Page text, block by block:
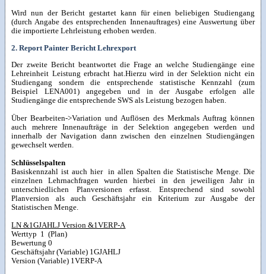
Wird nun der Bericht gestartet kann für einen beliebigen Studiengang
(durch Angabe des entsprechenden Innenauftrages) eine Auswertung über
die importierte Lehrleistung erhoben werden.
2. Report Painter Bericht Lehrexport
Der zweite Bericht beantwortet die Frage an welche Studiengänge eine
Lehreinheit Leistung erbracht hat.Hierzu wird in der Selektion nicht ein
Studiengang sondern die entsprechende statistische Kennzahl (zum
Beispiel LENA001) angegeben und in der Ausgabe erfolgen alle
Studiengänge die entsprechende SWS als Leistung bezogen haben.
Über Bearbeiten->Variation und Auflösen des Merkmals Auftrag können
auch mehrere Innenaufträge in der Selektion angegeben werden und
innerhalb der Navigation dann zwischen den einzelnen Studiengängen
gewechselt werden.
Schlüsselspalten
Basiskennzahl ist auch hier in allen Spalten die Statistische Menge. Die
einzelnen Lehrnachfragen wurden hierbei in den jeweiligen Jahr in
unterschiedlichen Planversionen erfasst. Entsprechend sind sowohl
Planversion als auch Geschäftsjahr ein Kriterium zur Ausgabe der
Statistischen Menge.
LN &1GJAHLJ Version &1VERP-A
Werttyp 1 (Plan)
Bewertung 0
Geschäftsjahr (Variable) 1GJAHLJ
Version (Variable) 1VERP-A